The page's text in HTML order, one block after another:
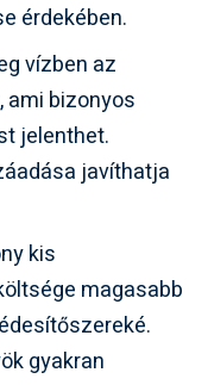
érdekében.
vízben az
ami bizonyos
jelenthet.
javíthatja
kis
magasabb
gyakran